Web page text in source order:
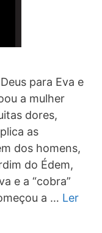
para Eva e
a mulher
dores,
as
dos homens,
do Édem,
e a “cobra”
a … Ler